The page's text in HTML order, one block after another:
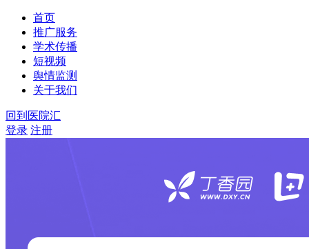
首页
推广服务
学术传播
短视频
舆情监测
关于我们
回到医院汇
登录 注册